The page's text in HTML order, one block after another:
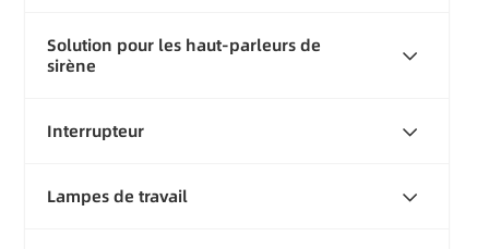
Solution pour les haut-parleurs de
sirène
Interrupteur
Lampes de travail